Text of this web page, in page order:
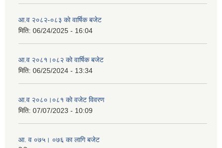
आ.व २०८२-०८३ काे वार्षिक बजेट
मिति: 06/24/2025 - 16:04
आ.व २०८१।०८२ काे वार्षिक बजेट
मिति: 06/25/2024 - 13:34
आ.व २०८०।०८१ काे वजेट विवरण
मिति: 07/07/2023 - 10:09
आ. व ०७५। ०७६ का लागि बजेट